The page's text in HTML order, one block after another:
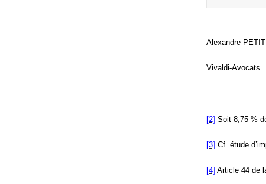
Alexandre PETIT
Vivaldi-Avocats
[2] Soit 8,75 %
[3] Cf. étude
[4] Article 44 de